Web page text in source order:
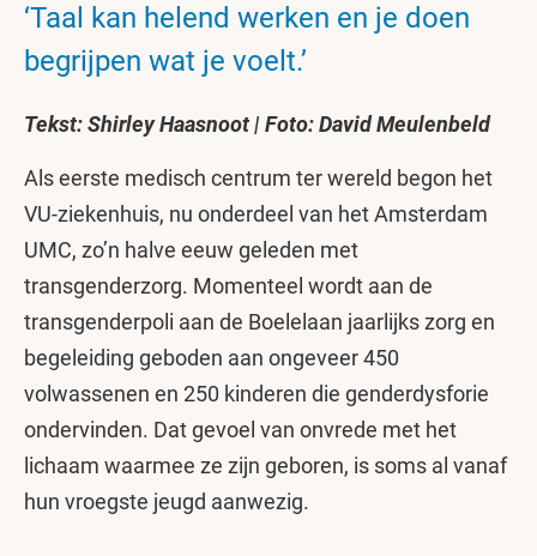
‘Taal kan helend werken en je doen
begrijpen wat je voelt.’
Tekst: Shirley Haasnoot | Foto: David Meulenbeld
Als eerste medisch centrum ter wereld begon het
VU-ziekenhuis, nu onderdeel van het Amsterdam
UMC, zo’n halve eeuw geleden met
transgenderzorg. Momenteel wordt aan de
transgenderpoli aan de Boelelaan jaarlijks zorg en
begeleiding geboden aan ongeveer 450
volwassenen en 250 kinderen die genderdysforie
ondervinden. Dat gevoel van onvrede met het
lichaam waarmee ze zijn geboren, is soms al vanaf
hun vroegste jeugd aanwezig.